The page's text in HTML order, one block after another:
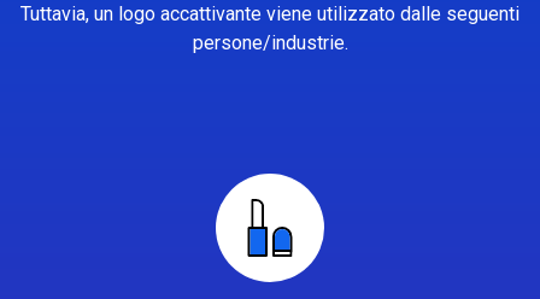
Tuttavia, un logo accattivante viene utilizzato dalle seguenti
persone/industrie.